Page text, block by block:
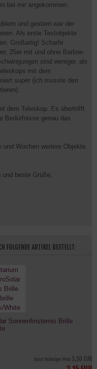
bei mir angekommen.
und gestern war der
Als erste Testobjekte
Großartig! Scharfe
25er mit und ohne Barlow-
sind weniger, als
mit dem
super (ich musste den
dem Teleskop. Es übertrifft
Bedürfnisse genau das
und Wochen weitere Objekte
beste Grüße,
FOLGENDE ARTIKEL BESTELLT:
Sonnenfinsternis Brille
Unser bisheriger Preis 3,50 EUR